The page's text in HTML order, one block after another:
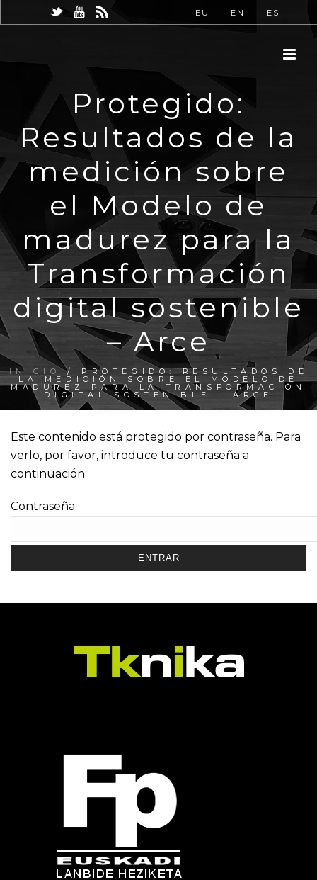
EU EN ES
Protegido:
Resultados de la
medición sobre
el Modelo de
madurez para la
Transformación
digital sostenible
– Arce
INICIO / PROTEGIDO: RESULTADOS DE
LA MEDICIÓN SOBRE EL MODELO DE
MADUREZ PARA LA TRANSFORMACIÓN
DIGITAL SOSTENIBLE – ARCE
Este contenido está protegido por contraseña. Para
verlo, por favor, introduce tu contraseña a
continuación:
Contraseña: